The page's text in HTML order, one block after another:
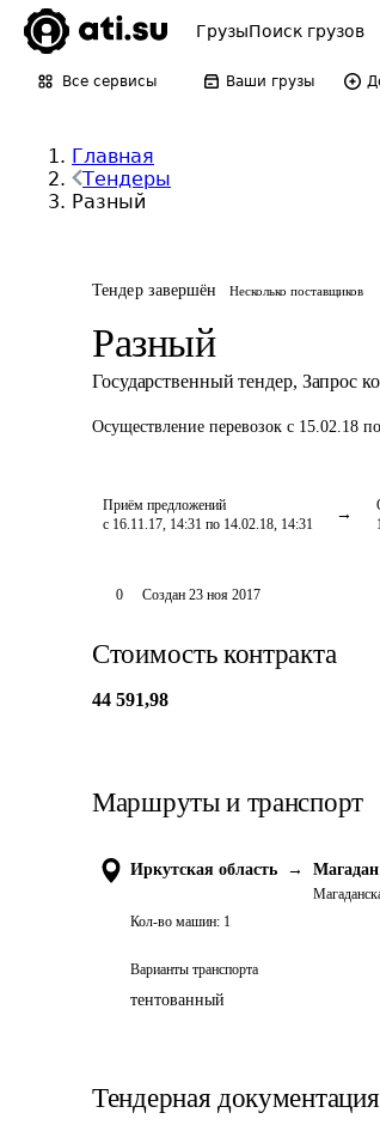
ГрузыПоиск грузов
Все сервисы Ваши грузы
Главная
Тендеры
Разный
Тендер завершён Несколько поставщиков
Разный
Государственный тендер, Запрос
Осуществление перевозок с 15.02.18
Приём предложений
с 16.11.17, 14:31 по 14.02.18, 14:31
0 Создан 23 ноя 2017
Стоимость контракта
44 591,98
Маршруты и транспорт
Иркутская область → Магадан
Кол-во машин: 1
Варианты транспорта
тентованный
Тендерная документация